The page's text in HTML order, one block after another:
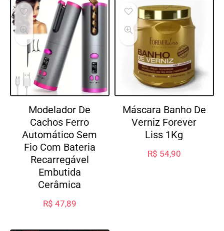
Modelador De
Cachos Ferro
Automático Sem
Fio Com Bateria
Recarregável
Embutida
Cerâmica
R$ 47,89
Máscara Banho De
Verniz Forever
Liss 1Kg
R$ 54,90